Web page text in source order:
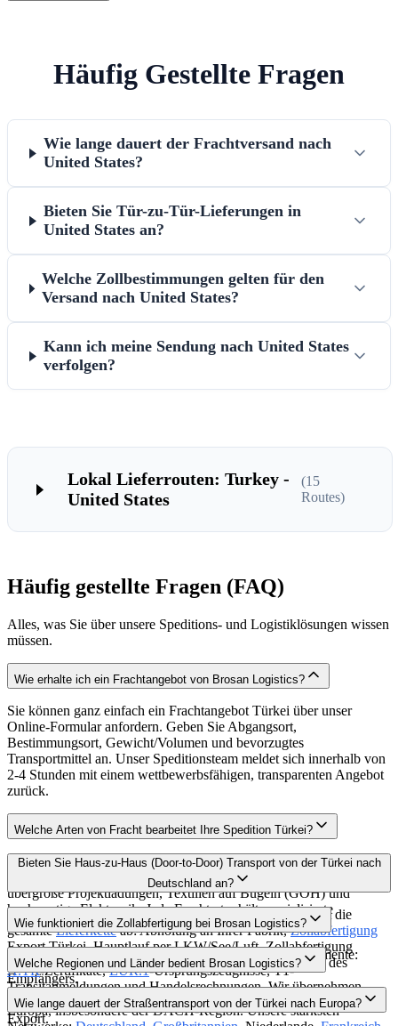
Häufig Gestellte Fragen
Wie lange dauert der Frachtversand nach
United States?
Bieten Sie Tür-zu-Tür-Lieferungen in
United States an?
Welche Zollbestimmungen gelten für den
Versand nach United States?
Kann ich meine Sendung nach United States
verfolgen?
Lokal Lieferrouten: Turkey -
United States
(15
Routes)
Häufig gestellte Fragen (FAQ)
Alles, was Sie über unsere Speditions- und Logistiklösungen wissen
müssen.
Wie erhalte ich ein Frachtangebot von Brosan Logistics?
Sie können ganz einfach ein Frachtangebot Türkei über unser
Online-Formular anfordern. Geben Sie Abgangsort,
Bestimmungsort, Gewicht/Volumen und bevorzugtes
Transportmittel an. Unser Speditionsteam meldet sich innerhalb von
2-4 Stunden mit einem wettbewerbsfähigen, transparenten Angebot
zurück.
Welche Arten von Fracht bearbeitet Ihre Spedition Türkei?
Als Full-ServiceSpedition Türkeibearbeiten wir Stückgut,
temperaturempfindliche Waren (Frigo/Reefer), Gefahrgut (ADR),
übergroße Projektladungen, Textilien auf Bügeln (GOH) und
hochwertige Elektronik. Jede Frachtart erhält spezialisierte
Behandlung durch unsere Experten.
Bieten Sie Haus-zu-Haus (Door-to-Door) Transport von der Türkei nach
Deutschland an?
Ja, unser Door-to-Door Türkei
Service deckt die
gesamteLieferketteab: Abholung an Ihrer Fabrik,Zollabfertigung
Export Türkei, Hauptlauf per LKW/See/Luft, Zollabfertigung
Import Deutschland und finale Zustellung bis zur Rampe des
Empfängers.
Wie funktioniert die Zollabfertigung bei Brosan Logistics?
Unser
Türkei Team verwaltet alle Dokumente:
A.TR-Zertifikate,EUR.1-Ursprungszeugnisse, T1-
Transitanmeldungen und Handelsrechnungen. Wir übernehmen
Zölle, Steuern und die Einhaltung aller Vorschriften für Import und
Export.
Welche Regionen und Länder bedient Brosan Logistics?
Wir operieren global mit Kernkompetenz in der Verbindung Türkei-
Europa, insbesondere der DACH-Region. Unsere stärksten
Wie lange dauert der Straßentransport von der Türkei nach Europa?